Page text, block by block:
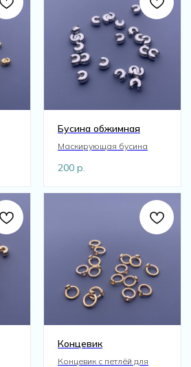
Бусина обжимная
Маскирующая бусина
200 р.
Концевик
Концевик с петлёй для